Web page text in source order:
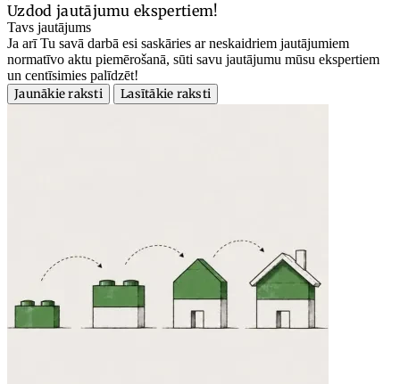
Uzdod jautājumu ekspertiem!
Tavs jautājums
Ja arī Tu savā darbā esi saskāries ar neskaidriem jautājumiem
normatīvo aktu piemērošanā, sūti savu jautājumu mūsu ekspertiem
un centīsimies palīdzēt!
Jaunākie raksti
Lasītākie raksti